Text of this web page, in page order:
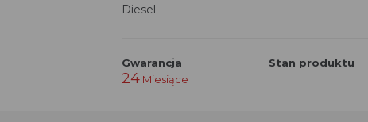
Diesel
Gwarancja
24 Miesiące
Stan produktu